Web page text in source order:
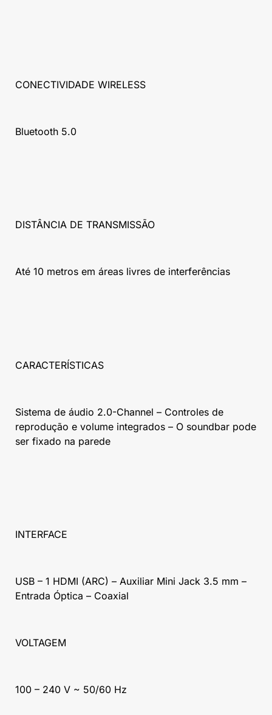
CONECTIVIDADE WIRELESS
Bluetooth 5.0
DISTÂNCIA DE TRANSMISSÃO
Até 10 metros em áreas livres de interferências
CARACTERÍSTICAS
Sistema de áudio 2.0-Channel – Controles de
reprodução e volume integrados – O soundbar pode
ser fixado na parede
INTERFACE
USB – 1 HDMI (ARC) – Auxiliar Mini Jack 3.5 mm –
Entrada Óptica – Coaxial
VOLTAGEM
100 – 240 V ~ 50/60 Hz